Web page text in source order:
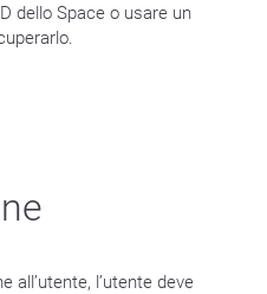
dello Space o usare un
all’utente, l’utente deve